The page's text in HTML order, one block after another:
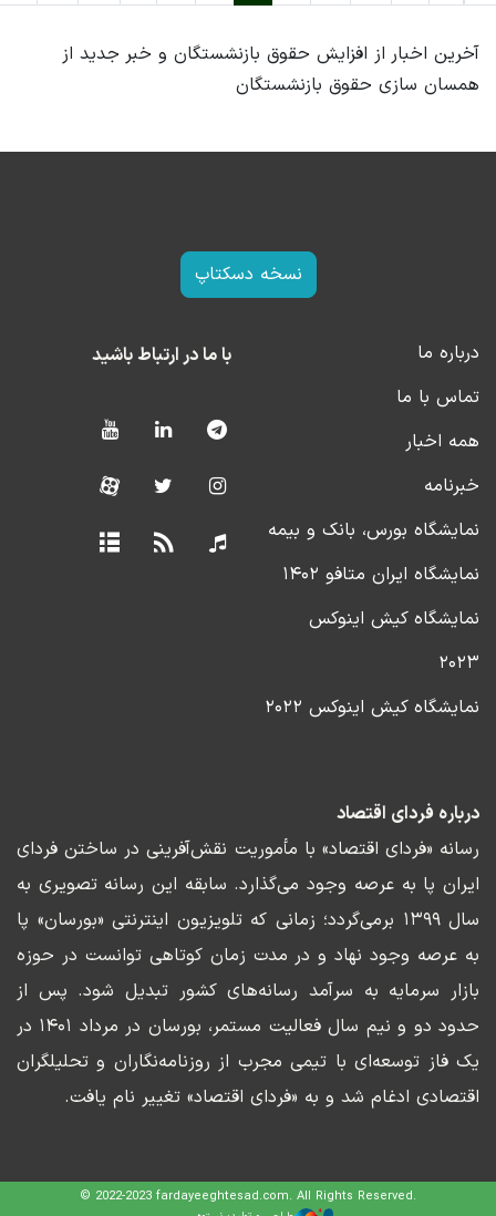
آخرین اخبار از افزایش حقوق بازنشستگان و خبر جدید از
همسان سازی حقوق بازنشستگان
نسخه دسکتاپ
درباره ما
تماس با ما
همه اخبار
خبرنامه
نمایشگاه بورس، بانک و بیمه
نمایشگاه ایران متافو ۱۴۰۲
نمایشگاه کیش اینوکس
۲۰۲۳
نمایشگاه کیش اینوکس ۲۰۲۲
با ما در ارتباط باشید
درباره فردای اقتصاد
رسانه «فردای اقتصاد» با مأموریت نقش‌آفرینی در ساختن فردای
ایران پا به عرصه وجود می‌گذارد. سابقه این رسانه تصویری به
سال ۱۳۹۹ برمی‌گردد؛ زمانی که تلویزیون اینترنتی «بورسان» پا
به عرصه وجود نهاد و در مدت زمان کوتاهی توانست در حوزه
بازار سرمایه به سرآمد رسانه‌های کشور تبدیل شود. پس از
حدود دو و نیم سال فعالیت مستمر، بورسان در مرداد ۱۴۰۱ در
یک فاز توسعه‌ای با تیمی مجرب از روزنامه‌نگاران و تحلیلگران
اقتصادی ادغام شد و به «فردای اقتصاد» تغییر نام یافت.
© 2022-2023 fardayeeghtesad.com. All Rights Reserved.